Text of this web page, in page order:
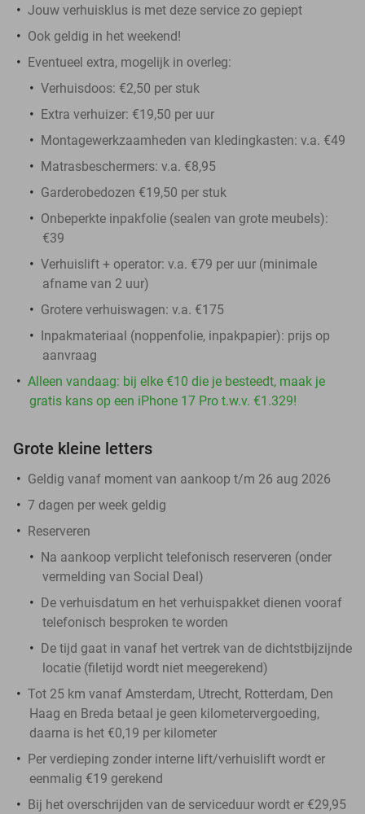
Jouw verhuisklus is met deze service zo gepiept
Ook geldig in het weekend!
Eventueel extra, mogelijk in overleg:
Verhuisdoos: €2,50 per stuk
Extra verhuizer: €19,50 per uur
Montagewerkzaamheden van kledingkasten: v.a. €49
Matrasbeschermers: v.a. €8,95
Garderobedozen €19,50 per stuk
Onbeperkte inpakfolie (sealen van grote meubels):
€39
Verhuislift + operator: v.a. €79 per uur (minimale
afname van 2 uur)
Grotere verhuiswagen: v.a. €175
Inpakmateriaal (noppenfolie, inpakpapier): prijs op
aanvraag
Alleen vandaag: bij elke €10 die je besteedt, maak je
gratis kans op een iPhone 17 Pro t.w.v. €1.329!
Grote kleine letters
Geldig vanaf moment van aankoop t/m 26 aug 2026
7 dagen per week geldig
Reserveren
Na aankoop verplicht telefonisch reserveren (onder
vermelding van Social Deal)
De verhuisdatum en het verhuispakket dienen vooraf
telefonisch besproken te worden
De tijd gaat in vanaf het vertrek van de dichtstbijzijnde
locatie (filetijd wordt niet meegerekend)
Tot 25 km vanaf Amsterdam, Utrecht, Rotterdam, Den
Haag en Breda betaal je geen kilometervergoeding,
daarna is het €0,19 per kilometer
Per verdieping zonder interne lift/verhuislift wordt er
eenmalig €19 gerekend
Bij het overschrijden van de serviceduur wordt er €29,95